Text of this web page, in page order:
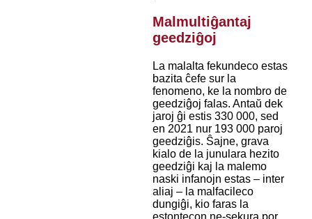
Malmultiĝantaj
geedziĝoj
La malalta fekundeco estas
bazita ĉefe sur la
fenomeno, ke la nombro de
geedziĝoj falas. Antaŭ dek
jaroj ĝi estis 330 000, sed
en 2021 nur 193 000 paroj
geedziĝis. Ŝajne, grava
kialo de la junulara hezito
geedziĝi kaj la malemo
naski infanojn estas – inter
aliaj – la malfacileco
dungiĝi, kio faras la
estontecon ne-sekura por